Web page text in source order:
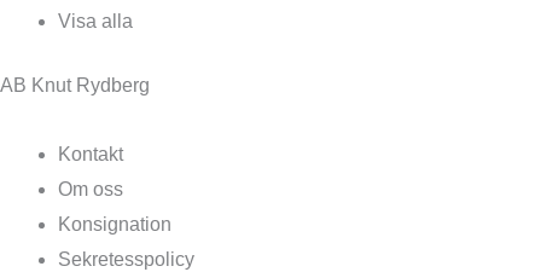
Visa alla
AB Knut Rydberg
Kontakt
Om oss
Konsignation
Sekretesspolicy